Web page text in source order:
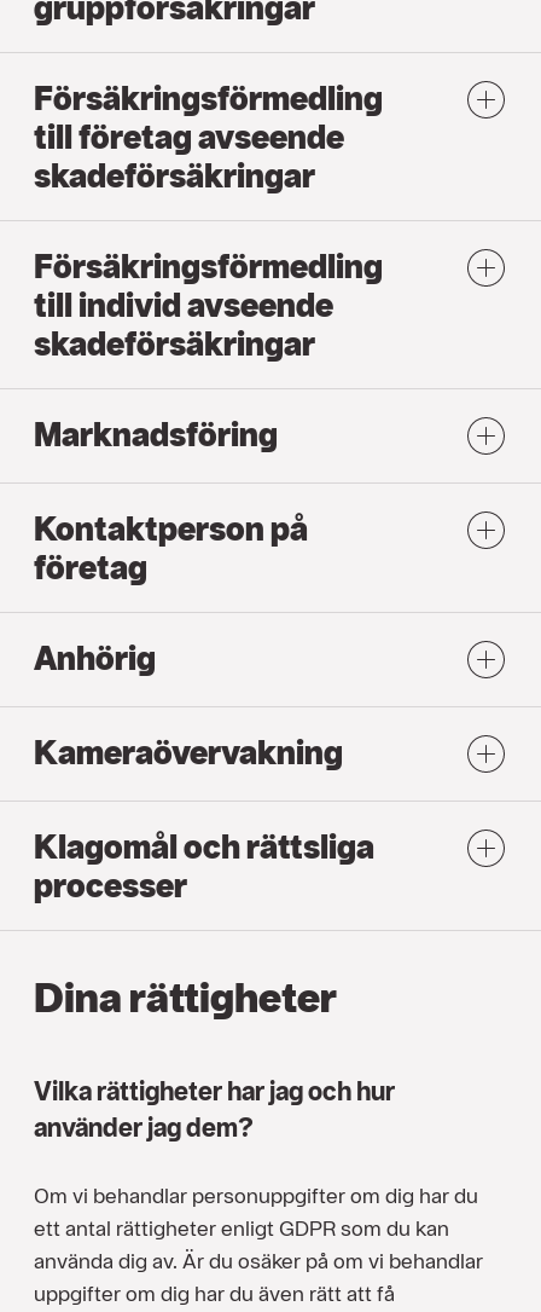
Försäkringsförmedling
till företag avseende
skadeförsäkringar
Försäkringsförmedling
till individ avseende
skadeförsäkringar
Marknadsföring
Kontaktperson på
företag
Anhörig
Kameraövervakning
Klagomål och rättsliga
processer
Dina rättigheter
Vilka rättigheter har jag och hur
använder jag dem?
Om vi behandlar personuppgifter om dig har du
ett antal rättigheter enligt GDPR som du kan
använda dig av. Är du osäker på om vi behandlar
uppgifter om dig har du även rätt att få